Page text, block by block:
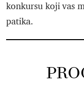
konkursu koji vas
patika.